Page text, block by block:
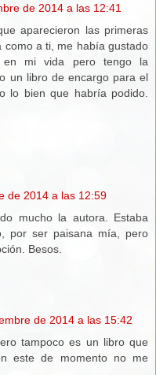
de 2014 a las 12:41
aparecieron las primeras
como a ti, me había gustado
mi vida pero tengo la
un libro de encargo para el
lo bien que habría podido.
de 2014 a las 12:59
mucho la autora. Estaba
por ser paisana mía, pero
Besos.
de 2014 a las 15:42
tampoco es un libro que
este de momento no me